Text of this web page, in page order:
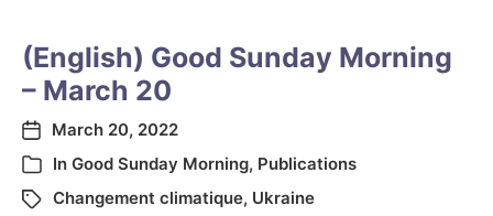
(English) Good Sunday Morning
– March 20
March 20, 2022
In Good Sunday Morning, Publications
Changement climatique, Ukraine